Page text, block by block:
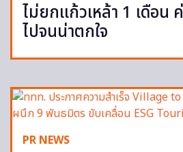
ไม่ยกแก้วเหล้า 1 เดือน
ไปจนน่าตกใจ
PR NEWS